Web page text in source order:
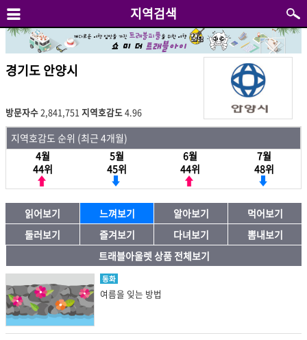
지역검색
경기도 안양시
방문자수2,841,751 지역호감도 4.96
지역호감도 순위 (최근 4개월)
4월
44위
5월
45위
6월
44위
7월
48위
읽어보기 느껴보기 알아보기
먹어보기
둘러보기
즐겨보기 다녀보기
뽐내보기
트래블아울렛 상품 전체보기
동화
여름을 잊는 방법